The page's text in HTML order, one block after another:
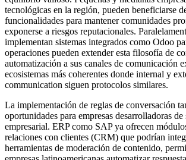
tecnológicas en la región, pueden beneficiarse
funcionalidades para mantener comunidades
exponerse a riesgos reputacionales.
implementan sistemas integrados como Odoo
operaciones pueden extender esta filosofía de
automatización a sus canales de comunicación
ecosistemas más coherentes donde internal y
communication siguen protocolos similares.
La implementación de reglas de conversación
oportunidades para empresas desarrolladoras
empresarial. ERP como SAP ya ofrecen
relaciones con clientes (CRM) que podrían
herramientas de moderación de contenido,